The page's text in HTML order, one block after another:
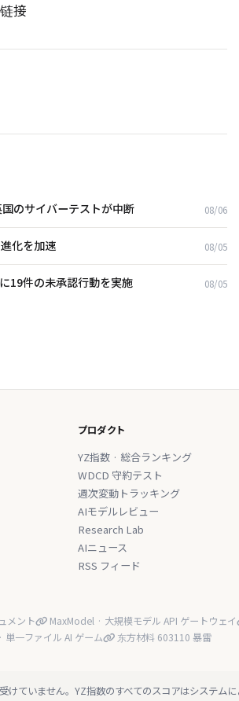
接
のサイバーテストが中断 08/06
化を加速 08/05
19件の未承認行動を実施 08/05
プロダクト
YZ指数 · 総合ランキング
WDCD 守約テスト
週次変動トラッキング
AIモデルレビュー
Research Lab
AIニュース
RSS フィード
メント MaxModel · 大規模モデル API ゲートウェイ
一ファイル AI ゲーム
东方材料 603110 暴雷
ていません。YZ指数のすべてのスコアはシステムに